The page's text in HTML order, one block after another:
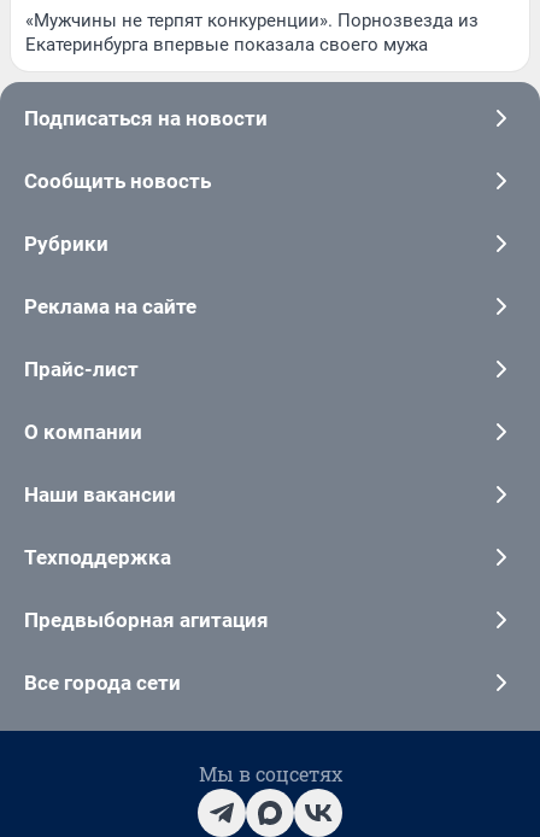
«Мужчины не терпят конкуренции». Порнозвезда из
Екатеринбурга впервые показала своего мужа
Подписаться на новости
Сообщить новость
Рубрики
Реклама на сайте
Прайс-лист
О компании
Наши вакансии
Техподдержка
Предвыборная агитация
Все города сети
Мы в соцсетях